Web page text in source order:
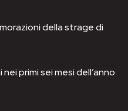
della strage di
primi sei mesi dell’anno